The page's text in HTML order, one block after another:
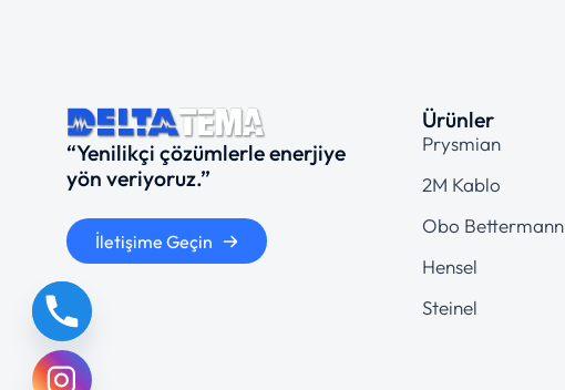
“Yenilikçi çözümlerle enerjiye
yön veriyoruz.”
İletişime Geçin
Ürünler
Prysmian
2M Kablo
Obo Bettermann
Hensel
Steinel